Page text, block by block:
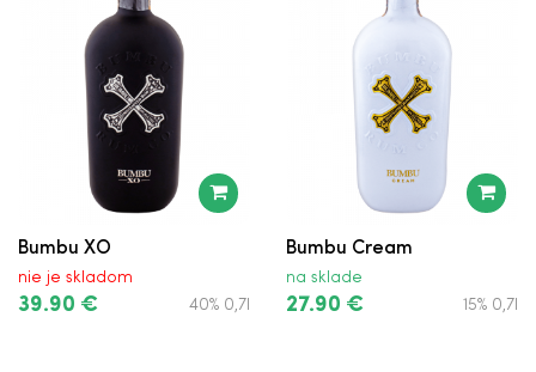
Bumbu XO
nie je skladom
39.90 € 40% 0,7l
Bumbu Cream
na sklade
27.90 € 15% 0,7l